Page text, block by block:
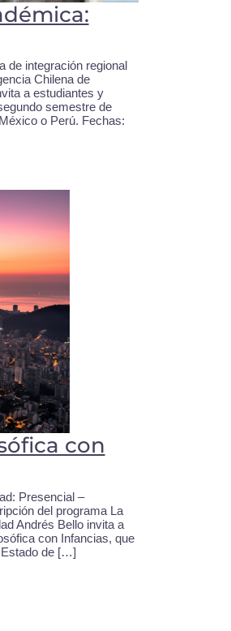
de integración regional
Chilena de
a estudiantes y
semestre de
o Perú. Fechas:
con
Presencial –
del programa La
Andrés Bello invita a
con Infancias, que
Estado de […]